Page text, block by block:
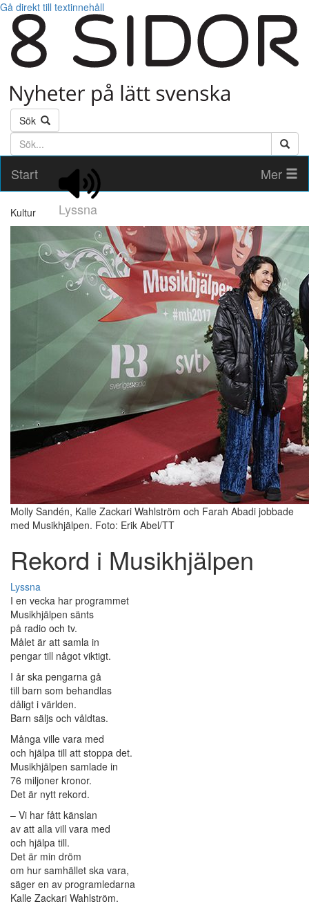
Gå direkt till textinnehåll
Sök
Söktext
Start
Lyssna
Mer
Kultur
Molly Sandén, Kalle Zackari Wahlström och Farah Abadi jobbade
med Musikhjälpen. Foto: Erik Abel/TT
Rekord i Musikhjälpen
Lyssna
I en vecka har programmet
Musikhjälpen sänts
på radio och tv.
Målet är att samla in
pengar till något viktigt.
I år ska pengarna gå
till barn som behandlas
dåligt i världen.
Barn säljs och våldtas.
Många ville vara med
och hjälpa till att stoppa det.
Musikhjälpen samlade in
76 miljoner kronor.
Det är nytt rekord.
– Vi har fått känslan
av att alla vill vara med
och hjälpa till.
Det är min dröm
om hur samhället ska vara,
säger en av programledarna
Kalle Zackari Wahlström.